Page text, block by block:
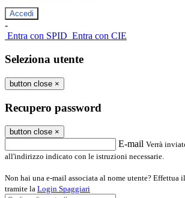
-
Entra con SPID Entra con CIE
Seleziona utente
button close ×
Recupero password
button close ×
E-mail Verrà
all'indirizzo indicato con le istruzioni necessarie.
Non hai una e-mail associata al nome utente? Effettua
tramite la Login Spaggiari